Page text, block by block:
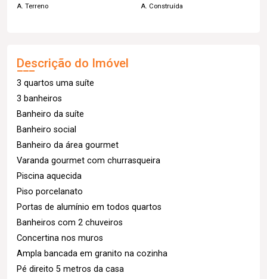
A. Terreno A. Construída
Descrição do Imóvel
3 quartos uma suíte
3 banheiros
Banheiro da suíte
Banheiro social
Banheiro da área gourmet
Varanda gourmet com churrasqueira
Piscina aquecida
Piso porcelanato
Portas de alumínio em todos quartos
Banheiros com 2 chuveiros
Concertina nos muros
Ampla bancada em granito na cozinha
Pé direito 5 metros da casa